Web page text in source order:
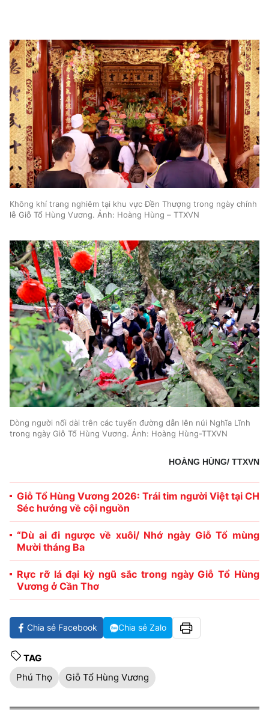
Không khí trang nghiêm tại khu vực Đền Thượng trong ngày chính
lễ Giỗ Tổ Hùng Vương. Ảnh: Hoàng Hùng – TTXVN
Dòng người nối dài trên các tuyến đường dẫn lên núi Nghĩa Lĩnh
trong ngày Giỗ Tổ Hùng Vương. Ảnh: Hoàng Hùng-TTXVN
HOÀNG HÙNG/ TTXVN
Giỗ Tổ Hùng Vương 2026: Trái tim người Việt tại CH
Séc hướng về cội nguồn
“Dù ai đi ngược về xuôi/ Nhớ ngày Giỗ Tổ mùng
Mười tháng Ba
Rực rỡ lá đại kỳ ngũ sắc trong ngày Giỗ Tổ Hùng
Vương ở Cần Thơ
Chia sẻ Facebook Chia sẻ Zalo
TAG
Phú Thọ
Giỗ Tổ Hùng Vương